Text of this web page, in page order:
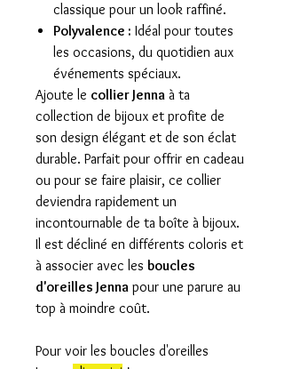
classique pour un look raffiné.
Polyvalence : Idéal pour toutes
les occasions, du quotidien aux
événements spéciaux.
Ajoute le collier Jenna à ta
collection de bijoux et profite de
son design élégant et de son éclat
durable. Parfait pour offrir en cadeau
ou pour se faire plaisir, ce collier
deviendra rapidement un
incontournable de ta boîte à bijoux.
Il est décliné en différents coloris et
à associer avec les boucles
d'oreilles Jenna pour une parure au
top à moindre coût.
Pour voir les boucles d'oreilles